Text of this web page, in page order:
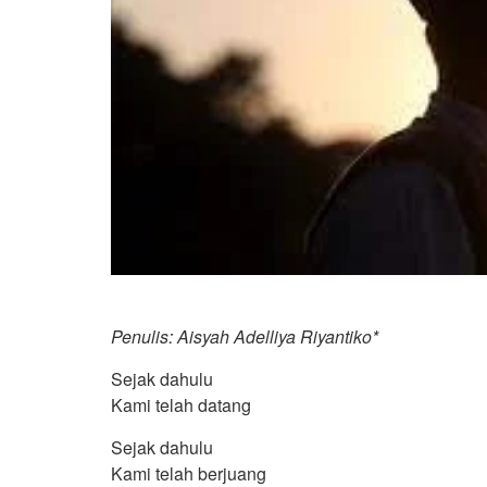
Penulis: Aisyah Adelliya Riyantiko*
Sejak dahulu
Kami telah datang
Sejak dahulu
Kami telah berjuang